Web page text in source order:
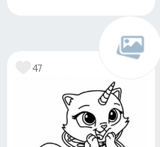
47